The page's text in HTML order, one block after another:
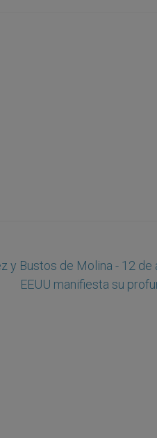
y Bustos de Molina - 12 de
EEUU manifiesta su